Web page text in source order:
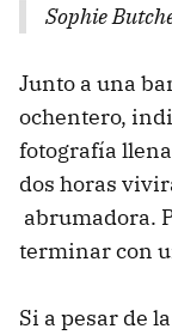
Sophie
Junto a una
ochentero,
fotografía
dos horas
abrumadora.
terminar con
Si a pesar de